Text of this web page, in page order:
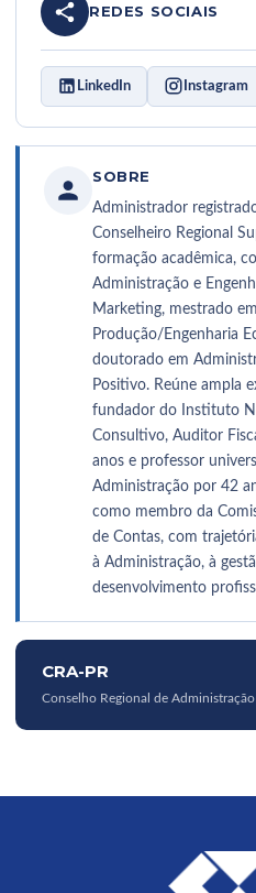
REDES SOCIAIS
LinkedIn Instagram
SOBRE
Administrador
Conselheiro Regional
formação acadêmica,
Administração e
Marketing, mestrado
Produção/Engenharia
doutorado em
Positivo. Reúne ampla
fundador do Instituto
Consultivo, Auditor
anos e professor
Administração por 42
como membro da
de Contas, com
à Administração, à
desenvolvimento
CRA-PR
Conselho Regional de